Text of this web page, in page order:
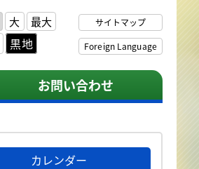
大 最大
黒地
サイトマップ
Foreign Language
お問い合わせ
カレンダー